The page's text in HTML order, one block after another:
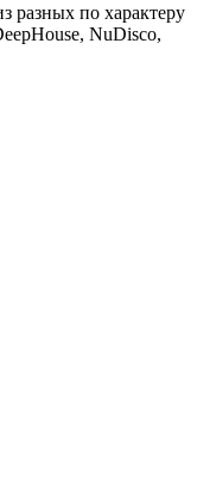
разных по характеру
NuDisco,